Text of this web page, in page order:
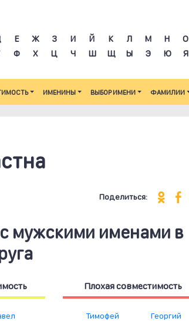
Е Ж З И Й К Л М Н
О
Ф Х Ц Ч Ш Щ Ы Э Ю Я
ИМЕНИНЫ ВЫБОР ИМЕНИ ФАМИЛИИ
Поделиться:
мужскими именами в
Плохая совместимость
Тимофей
Георгий